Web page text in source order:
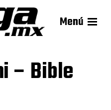
Menú
– Bible